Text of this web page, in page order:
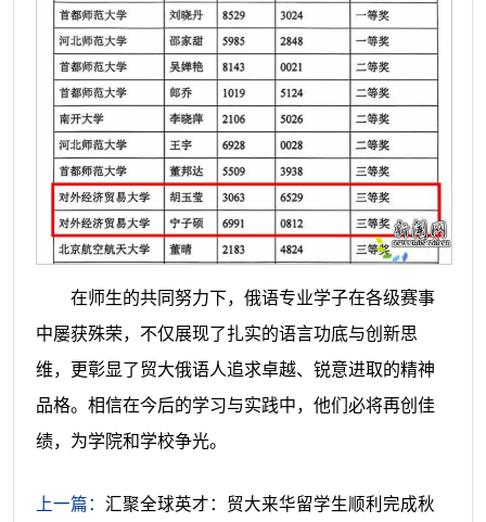
在师生的共同努力下，俄语专业学子在各级赛事
中屡获殊荣，不仅展现了扎实的语言功底与创新思
维，更彰显了贸大俄语人追求卓越、锐意进取的精神
品格。相信在今后的学习与实践中，他们必将再创佳
绩，为学院和学校争光。
上一篇： 汇聚全球英才：贸大来华留学生顺利完成秋